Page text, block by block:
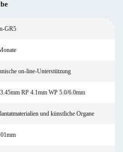
GR5
on-line-Unterstützung
RP 4.1mm WP 5.0/6.0mm
und künstliche Organe